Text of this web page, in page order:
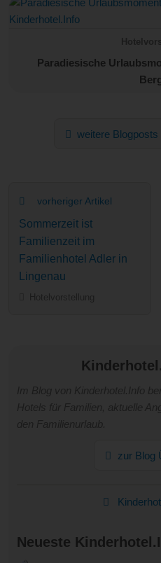
Paradiesische
weitere Blogposts
vorheriger Artikel
Sommerzeit ist
Familienzeit im
Familienhotel Adler in
Lingenau
zur Blog
Neueste